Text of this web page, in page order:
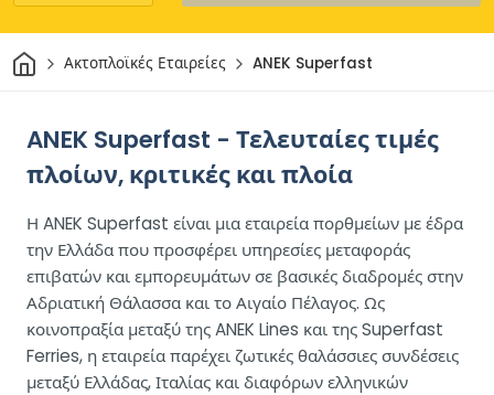
ΣπίτιΑκτοπλοϊκές Εταιρείες ANEK Superfast
ANEK Superfast - Τελευταίες τιμές
πλοίων, κριτικές και πλοία
Η ANEK Superfast είναι μια εταιρεία πορθμείων με έδρα
την Ελλάδα που προσφέρει υπηρεσίες μεταφοράς
επιβατών και εμπορευμάτων σε βασικές διαδρομές στην
Αδριατική Θάλασσα και το Αιγαίο Πέλαγος. Ως
κοινοπραξία μεταξύ της ANEK Lines και της Superfast
Ferries, η εταιρεία παρέχει ζωτικές θαλάσσιες συνδέσεις
μεταξύ Ελλάδας, Ιταλίας και διαφόρων ελληνικών